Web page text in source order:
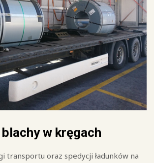
w kręgach
transportu oraz spedycji ładunków na